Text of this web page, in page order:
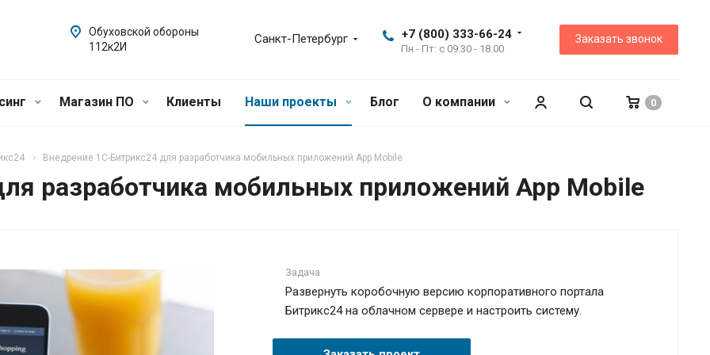
Санкт-Петербург +7 (800) 333-66-24
Пн - Пт: с 09.30 - 18.00
Заказать звонок
Обуховской обороны
112к2И
0
Магазин ПО Клиенты Наши проекты Блог О компании
Внедрение 1С-Битрикс24 для разработчика мобильных приложений App Mobile
разработчика мобильных приложений App Mobile
Задача
Развернуть коробочную версию корпоративного портала
Битрикс24 на облачном сервере и настроить систему.